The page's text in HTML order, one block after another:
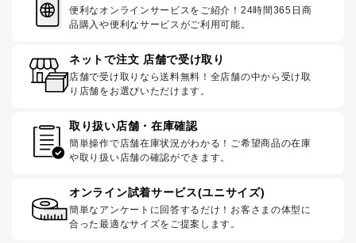
便利なオンラインサービスをご紹介！24時間365日商
品購入や便利なサービスがご利用可能。
ネットで注文 店舗で受け取り
店舗で受け取りなら送料無料！全店舗の中から受け取
り店舗をお選びいただけます。
取り扱い店舗・在庫確認
簡単操作で店舗在庫状況がわかる！ご希望商品の在庫
や取り扱い店舗の確認ができます。
オンライン試着サービス(ユニサイズ)
簡単なアンケートに回答するだけ！お客さまの体型に
合った最適なサイズをご提案します。